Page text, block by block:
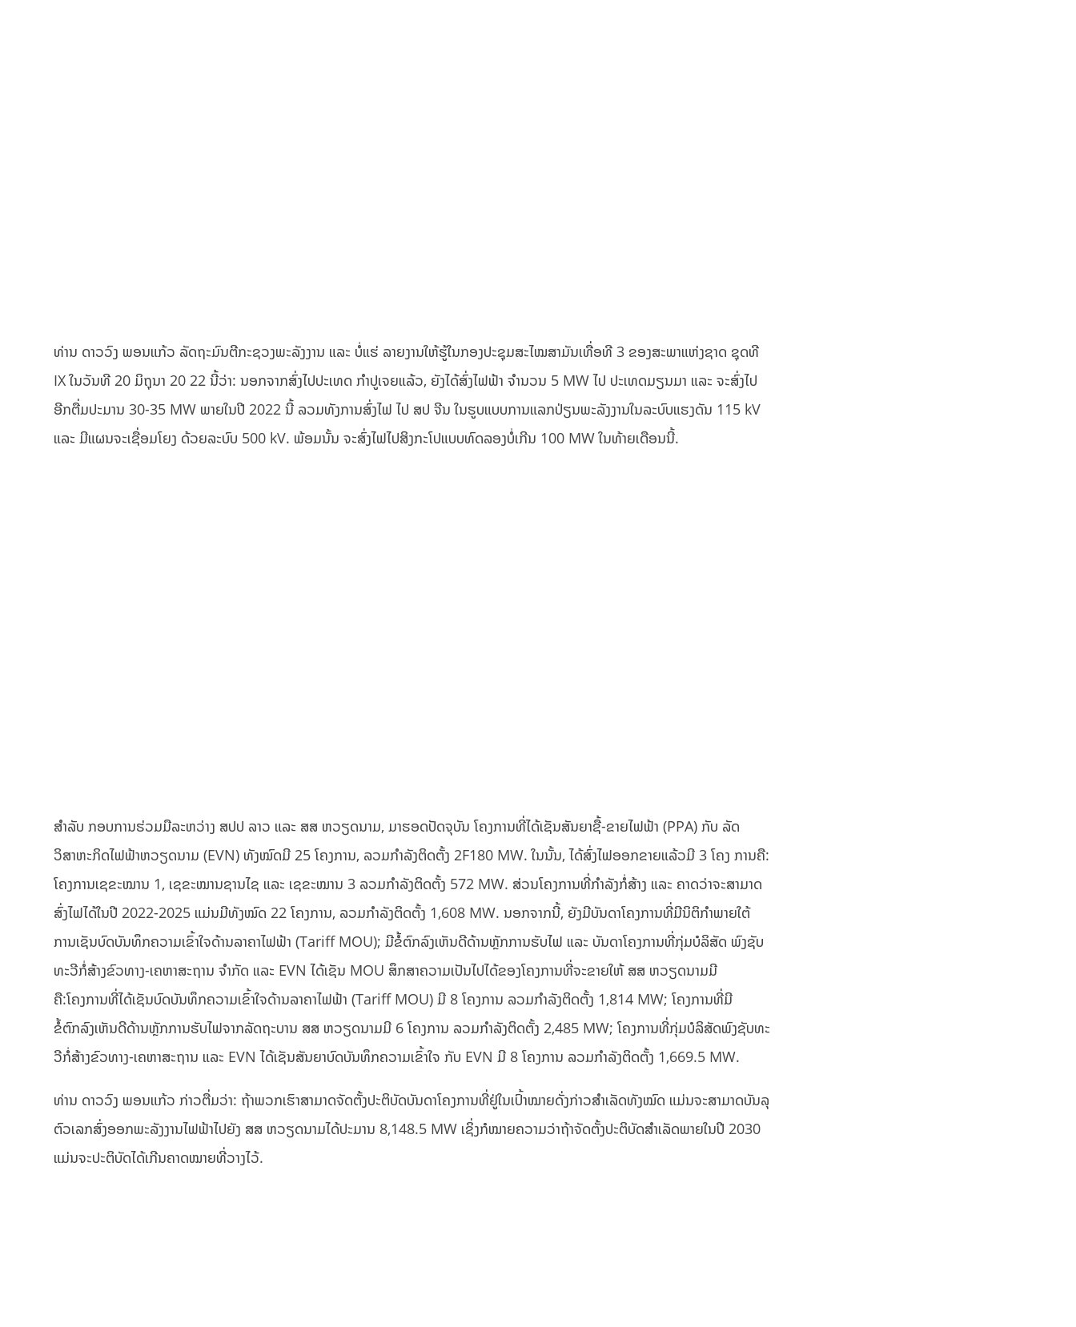
ທ່ານ ດາວວົງ ພອນແກ້ວ ລັດຖະມົນຕີກະຊວງພະລັງງານ ແລະ ບໍ່ແຮ່ ລາຍງານໃຫ້ຮູ້ໃນກອງປະຊຸມສະໄໝສາມັນເທື່ອທີ 3 ຂອງສະພາແຫ່ງຊາດ ຊຸດທີ
IX ໃນວັນທີ 20 ມິຖຸນາ 20 22 ນີ້ວ່າ: ນອກຈາກສົ່ງໄປປະເທດ ກຳປູເຈຍແລ້ວ, ຍັງໄດ້ສົ່ງໄຟຟ້າ ຈຳນວນ 5 MW ໄປ ປະເທດມຽນມາ ແລະ ຈະສົ່ງໄປ
ອີກຕື່ມປະມານ 30-35 MW ພາຍໃນປີ 2022 ນີ້ ລວມທັງການສົ່ງໄຟ ໄປ ສປ ຈີນ ໃນຮູບແບບການແລກປ່ຽນພະລັງງານໃນລະບົບແຮງດັນ 115 kV
ແລະ ມີແຜນຈະເຊື່ອມໂຍງ ດ້ວຍລະບົບ 500 kV. ພ້ອມນັ້ນ ຈະສົ່ງໄຟໄປສິງກະໂປແບບທົດລອງບໍ່ເກີນ 100 MW ໃນທ້າຍເດືອນນີ້.
ສຳລັບ ກອບການຮ່ວມມືລະຫວ່າງ ສປປ ລາວ ແລະ ສສ ຫວຽດນາມ, ມາຮອດປັດຈຸບັນ ໂຄງການທີ່ໄດ້ເຊັນສັນຍາຊື້-ຂາຍໄຟຟ້າ (PPA) ກັບ ລັດ
ວິສາຫະກິດໄຟຟ້າຫວຽດນາມ (EVN) ທັງໝົດມີ 25 ໂຄງການ, ລວມກຳລັງຕິດຕັ້ງ 2F180 MW. ໃນນັ້ນ, ໄດ້ສົ່ງໄຟອອກຂາຍແລ້ວມີ 3 ໂຄງ ການຄື:
ໂຄງການເຊຂະໝານ 1, ເຊຂະໝານຊານໄຊ ແລະ ເຊຂະໝານ 3 ລວມກໍາລັງຕິດຕັ້ງ 572 MW. ສ່ວນໂຄງການທີ່ກຳລັງກໍ່ສ້າງ ແລະ ຄາດວ່າຈະສາມາດ
ສົ່ງໄຟໄດ້ໃນປີ 2022-2025 ແມ່ນມີທັງໝົດ 22 ໂຄງການ, ລວມກໍາລັງຕິດຕັ້ງ 1,608 MW. ນອກຈາກນີ້, ຍັງມີບັນດາໂຄງການທີ່ມີນິຕິກໍາພາຍໃຕ້
ການເຊັນບົດບັນທຶກຄວາມເຂົ້າໃຈດ້ານລາຄາໄຟຟ້າ (Tariff MOU); ມີຂໍ້ຕົກລົງເຫັນດີດ້ານຫຼັກການຮັບໄຟ ແລະ ບັນດາໂຄງການທີ່ກຸ່ມບໍລິສັດ ພົງຊັບ
ທະວີກໍ່ສ້າງຂົວທາງ-ເຄຫາສະຖານ ຈຳກັດ ແລະ EVN ໄດ້ເຊັນ MOU ສຶກສາຄວາມເປັນໄປໄດ້ຂອງໂຄງການທີ່ຈະຂາຍໃຫ້ ສສ ຫວຽດນາມມີ
ຄື:ໂຄງການທີ່ໄດ້ເຊັນບົດບັນທຶກຄວາມເຂົ້າໃຈດ້ານລາຄາໄຟຟ້າ (Tariff MOU) ມີ 8 ໂຄງການ ລວມກຳລັງຕິດຕັ້ງ 1,814 MW; ໂຄງການທີ່ມີ
ຂໍ້ຕົກລົງເຫັນດີດ້ານຫຼັກການຮັບໄຟຈາກລັດຖະບານ ສສ ຫວຽດນາມມີ 6 ໂຄງການ ລວມກຳລັງຕິດຕັ້ງ 2,485 MW; ໂຄງການທີ່ກຸ່ມບໍລິສັດພົງຊັບທະ
ວີກໍ່ສ້າງຂົວທາງ-ເຄຫາສະຖານ ແລະ EVN ໄດ້ເຊັນສັນຍາບົດບັນທຶກຄວາມເຂົ້າໃຈ ກັບ EVN ມີ 8 ໂຄງການ ລວມກຳລັງຕິດຕັ້ງ 1,669.5 MW.
ທ່ານ ດາວວົງ ພອນແກ້ວ ກ່າວຕື່ມວ່າ: ຖ້າພວກເຮົາສາມາດຈັດຕັ້ງປະຕິບັດບັນດາໂຄງການທີ່ຢູ່ໃນເປົ້າໝາຍດັ່ງກ່າວສໍາເລັດທັງໝົດ ແມ່ນຈະສາມາດບັນລຸ
ຕົວເລກສົ່ງອອກພະລັງງານໄຟຟ້າໄປຍັງ ສສ ຫວຽດນາມໄດ້ປະມານ 8,148.5 MW ເຊິ່ງກໍໝາຍຄວາມວ່າຖ້າຈັດຕັ້ງປະຕິບັດສຳເລັດພາຍໃນປີ 2030
ແມ່ນຈະປະຕິບັດໄດ້ເກີນຄາດໝາຍທີ່ວາງໄວ້.